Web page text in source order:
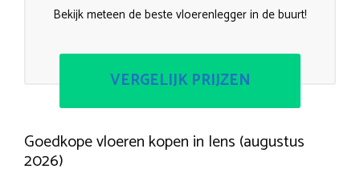
Bekijk meteen de beste vloerenlegger in de buurt!
VERGELIJK PRIJZEN
Goedkope vloeren kopen in Iens (augustus
2026)